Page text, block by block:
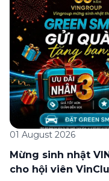
01 August 2026
Mừng sinh nhật
cho hội viên